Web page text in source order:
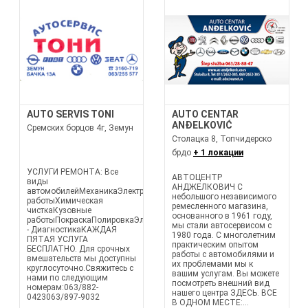
AUTO SERVIS TONI
Сремских борцов 4г, Земун
УСЛУГИ РЕМОНТА: Все
виды
автомобилейМеханикаЭлектротехнические
работыХимическая
чисткаКузовные
работыПокраскаПолировкаЭлектроника
- ДиагностикаКАЖДАЯ
ПЯТАЯ УСЛУГА
БЕСПЛАТНО. Для срочных
вмешательств мы доступны
круглосуточно.Свяжитесь с
нами по следующим
номерам:063/882-
0423063/897-9032
AUTO CENTAR
ANĐELKOVIĆ
Столацка 8, Топчидерско
брдо + 1 локации
АВТОЦЕНТР
АНДЖЕЛКОВИЧ С
небольшого независимого
ремесленного магазина,
основанного в 1961 году,
мы стали автосервисом с
1980 года. С многолетним
практическим опытом
работы с автомобилями и
их проблемами мы к
вашим услугам. Вы можете
посмотреть внешний вид
нашего центра ЗДЕСЬ. ВСЕ
В ОДНОМ МЕСТЕ:...